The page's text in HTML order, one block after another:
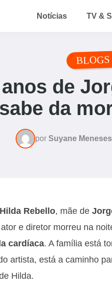
Notícias TV &
BLOGS
anos de
da
por Suyane Meneses
Hilda Rebello, mãe de
e diretor morreu na
cardíaca. A família está
artista, está a caminho
Hilda.